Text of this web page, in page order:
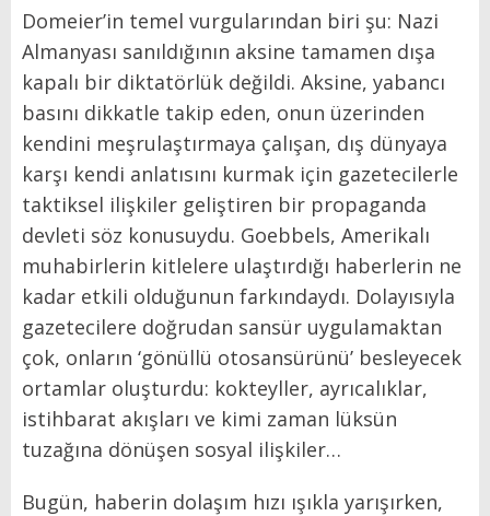
Domeier’in temel vurgularından biri şu: Nazi
Almanyası sanıldığının aksine tamamen dışa
kapalı bir diktatörlük değildi. Aksine, yabancı
basını dikkatle takip eden, onun üzerinden
kendini meşrulaştırmaya çalışan, dış dünyaya
karşı kendi anlatısını kurmak için gazetecilerle
taktiksel ilişkiler geliştiren bir propaganda
devleti söz konusuydu. Goebbels, Amerikalı
muhabirlerin kitlelere ulaştırdığı haberlerin ne
kadar etkili olduğunun farkındaydı. Dolayısıyla
gazetecilere doğrudan sansür uygulamaktan
çok, onların ‘gönüllü otosansürünü’ besleyecek
ortamlar oluşturdu: kokteyller, ayrıcalıklar,
istihbarat akışları ve kimi zaman lüksün
tuzağına dönüşen sosyal ilişkiler…
Bugün, haberin dolaşım hızı ışıkla yarışırken,